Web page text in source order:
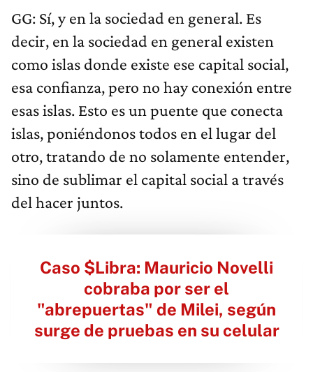
GG: Sí, y en la sociedad en general. Es
decir, en la sociedad en general existen
como islas donde existe ese capital social,
esa confianza, pero no hay conexión entre
esas islas. Esto es un puente que conecta
islas, poniéndonos todos en el lugar del
otro, tratando de no solamente entender,
sino de sublimar el capital social a través
del hacer juntos.
Caso $Libra: Mauricio Novelli
cobraba por ser el
"abrepuertas" de Milei, según
surge de pruebas en su celular